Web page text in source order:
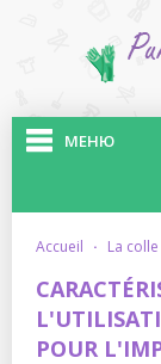
МЕНЮ
accueil · la colle
POUR